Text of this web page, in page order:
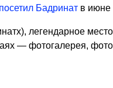
посетил Бадринат в июне
легендарное
— фотогалерея,